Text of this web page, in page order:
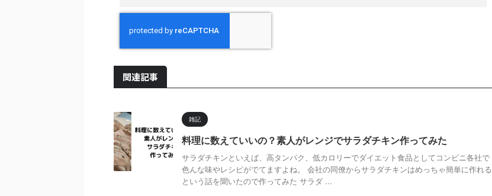
関連記事
雑記
料理に数えていいの？素人がレンジでサラダチキン作ってみた
サラダチキンといえば、高タンパク、低カロリーでダイエット食品としてコンビニ各社で
色んな味やレシピがでてますよね。 会社の同僚からサラダチキンはめっちゃ簡単に作れる
という話を聞いたので作ってみた サラダ ...